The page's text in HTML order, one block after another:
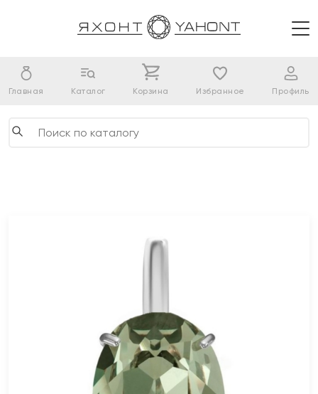
Главная Каталог Корзина Избранное Профиль